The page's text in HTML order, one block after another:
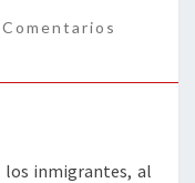
los inmigrantes, al